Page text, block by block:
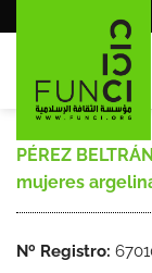
al
PÉREZ
mujeres
Nº Registro: